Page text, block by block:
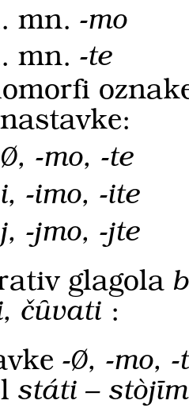
mn.-mo
mn.-te
-mo, -te
-imo, -ite
-jmo, -jte
glagola
čȗvati :
-Ø, -mo, -
státi –